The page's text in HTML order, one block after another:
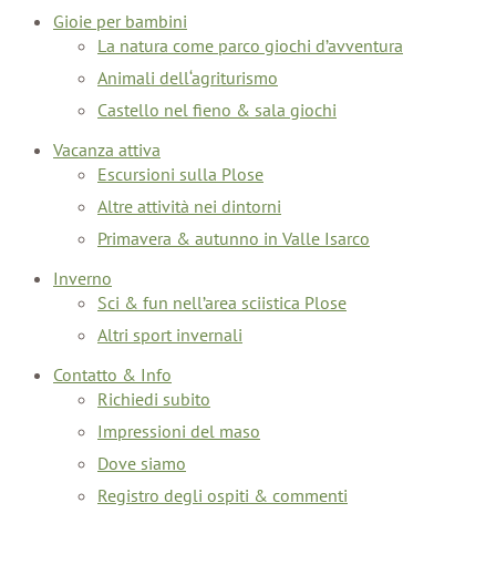
Gioie per bambini
La natura come parco giochi d’avventura
Animali dell‘agriturismo
Castello nel fieno & sala giochi
Vacanza attiva
Escursioni sulla Plose
Altre attività nei dintorni
Primavera & autunno in Valle Isarco
Inverno
Sci & fun nell’area sciistica Plose
Altri sport invernali
Contatto & Info
Richiedi subito
Impressioni del maso
Dove siamo
Registro degli ospiti & commenti